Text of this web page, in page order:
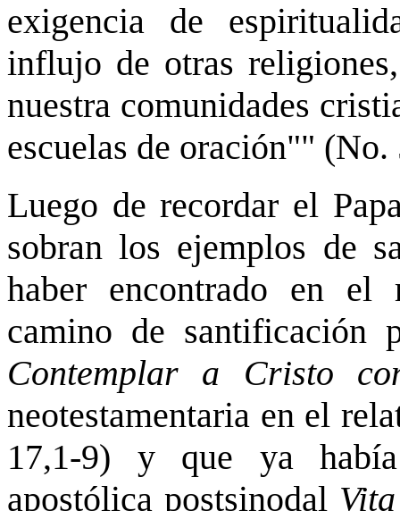
exigencia de
influjo de otras
nuestra comunidades
escuelas de oración"" (No.
Luego de recordar el
sobran los ejemplos de
haber encontrado en el
camino de santificación
Contemplar a Cristo
neotestamentaria en el
17,1-9) y que ya
apostólica postsinodal